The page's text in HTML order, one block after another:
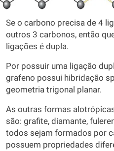
Se o carbono precisa de 4
outros 3 carbonos, então
ligações é dupla.
Por possuir uma ligação
grafeno possui hibridação sp
geometria trigonal planar.
As outras formas
são: grafite, diamante,
todos sejam formados por
possuem propriedades